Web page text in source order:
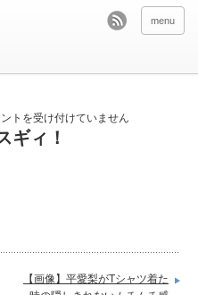
menu
トを受け付けていません
ギィ！
【画像】平愛梨がTシャツ着た